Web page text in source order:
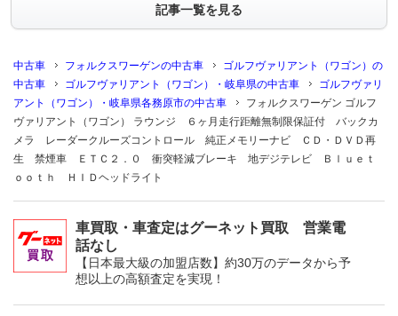
記事一覧を見る
中古車 フォルクスワーゲンの中古車
ゴルフヴァリアント（ワゴン）の
中古車
ゴルフヴァリアント（ワゴン）・岐阜県の中古車
ゴルフヴァリ
アント（ワゴン）・岐阜県各務原市の中古車
フォルクスワーゲン ゴルフ
ヴァリアント（ワゴン） ラウンジ ６ヶ月走行距離無制限保証付 バックカ
メラ レーダークルーズコントロール 純正メモリーナビ ＣＤ・ＤＶＤ再
生 禁煙車 ＥＴＣ２．０ 衝突軽減ブレーキ 地デジテレビ Ｂｌｕｅｔ
ｏｏｔｈ ＨＩＤヘッドライト
車買取・車査定はグーネット買取 営業電
話なし
【日本最大級の加盟店数】約30万のデータから予
想以上の高額査定を実現！